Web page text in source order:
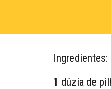
Ingredientes:
1 dúzia de